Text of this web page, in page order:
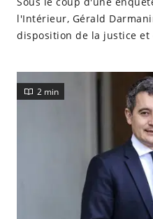
l'Intérieur, Gérald
disposition de la justice
2 min